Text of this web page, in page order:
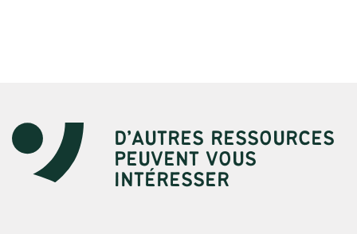
D’AUTRES RESSOURCES
PEUVENT VOUS
INTÉRESSER